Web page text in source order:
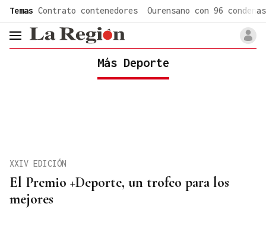
Temas Contrato contenedores Ourensano con 96 condenas
header.menu.open
Más Deporte
El Premio +Deporte, un trofeo para los
mejores
XXIV EDICIÓN